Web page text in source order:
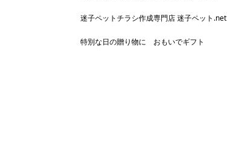
迷子ペットチラシ作成専門店 迷子ペット.net
特別な日の贈り物に おもいでギフト